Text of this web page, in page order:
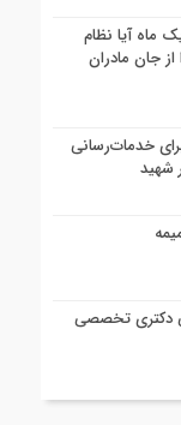
ماه آیا نظام
جان مادران
خدمات‌رسانی
شهید
دکتری تخصصی